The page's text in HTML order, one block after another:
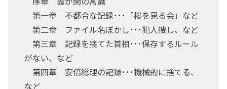
第一章 不都合な記録･･･「桜を見る会」など
第二章 ファイル名ぼかし･･･犯人捜し、など
第三章 記録を捨てた首相･･･保存するルール
がない、など
第四章 安倍総理の記録･･･機械的に捨てる、
など